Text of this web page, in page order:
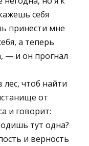
себя
принести мне
а теперь
— и он прогнал
чтоб найти
от
и говорит:
тут одна?
и верность